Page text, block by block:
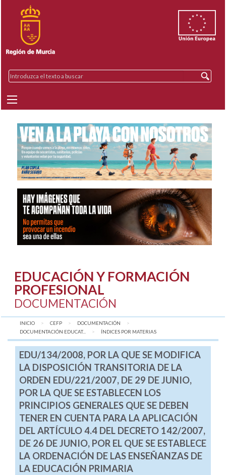
EDUCACIÓN Y FORMACIÓN
PROFESIONAL
DOCUMENTACIÓN
INICIO CEFP
DOCUMENTACIÓN
DOCUMENTACIÓN EDUCAT...
AQUÍ:
ÍNDICES POR MATERIAS
EDU/134/2008, POR LA QUE SE MODIFICA
LA DISPOSICIÓN TRANSITORIA DE LA
ORDEN EDU/221/2007, DE 29 DE JUNIO,
POR LA QUE SE ESTABLECEN LOS
PRINCIPIOS GENERALES QUE SE DEBEN
TENER EN CUENTA PARA LA APLICACIÓN
DEL ARTÍCULO 4.4 DEL DECRETO 142/2007,
DE 26 DE JUNIO, POR EL QUE SE ESTABLECE
LA ORDENACIÓN DE LAS ENSEÑANZAS DE
LA EDUCACIÓN PRIMARIA